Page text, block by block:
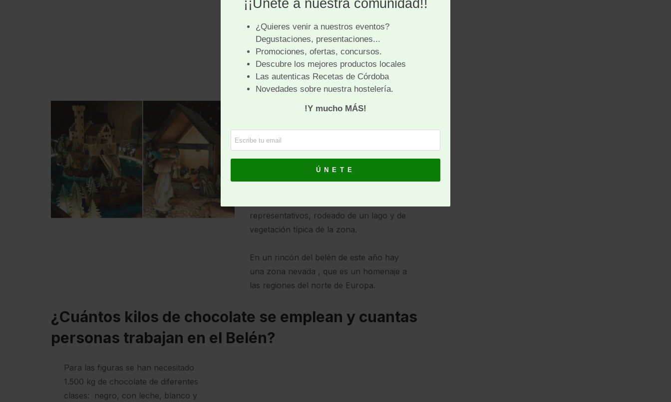
dedicado a la región histórica y cultural de
laAlsacia. En él están representados
esta famosa región situada en el corazón
de Europa, la cual abarca países como
Alemania y Suiza.
representando la arquitectura típica de
esta región, así como sus comercios y
oficios mas populares. En la parte central
del belén se ha construido el castillo de
representativos, rodeado de un lago y de
vegetación típica de la zona.
En un rincón del belén de este año hay
una zona nevada , que es un homenaje a
las regiones del norte de Europa.
¿Cuántos kilos de chocolate se emplean y cuantas
personas trabajan en el Belén?
Para las figuras se han necesitado
1.500 kg de chocolate de diferentes
clases: negro, con leche, blanco y